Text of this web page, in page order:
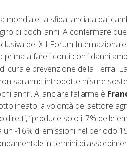
mondiale: la sfida lanciata dai
di pochi anni. A confermare
del XII Forum
prima a fare i conti con i danni
cura e prevenzione della Terra.
saranno introdotte misure
anni”. A lanciare l’allarme è
la volontà del settore
“produce solo il 7% delle
-16% di emissioni nel periodo
in termini di